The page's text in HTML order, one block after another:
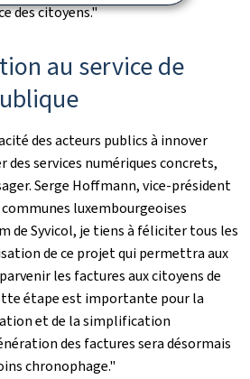
des citoyens."
au service de
des acteurs publics à innover
services numériques concrets,
Serge Hoffmann, vice-président
luxembourgeoises
de Syvicol, je tiens à féliciter tous les
de ce projet qui permettra aux
les factures aux citoyens de
étape est importante pour la
et de la simplification
des factures sera désormais
chronophage."